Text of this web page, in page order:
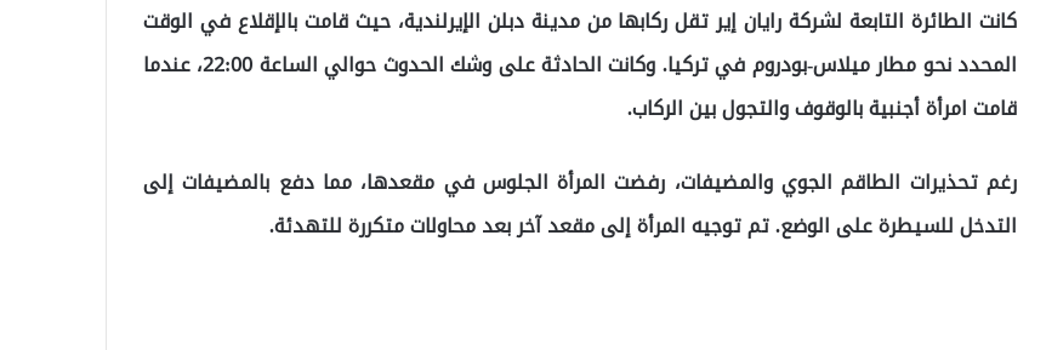
كانت الطائرة التابعة لشركة رايان إير تقل ركابها من مدينة دبلن الإيرلندية، حيث قامت بالإقلاع في الوقت
المحدد نحو مطار ميلاس-بودروم في تركيا. وكانت الحادثة على وشك الحدوث حوالي الساعة 22:00، عندما
قامت امرأة أجنبية بالوقوف والتجول بين الركاب.
رغم تحذيرات الطاقم الجوي والمضيفات، رفضت المرأة الجلوس في مقعدها، مما دفع بالمضيفات إلى
التدخل للسيطرة على الوضع. تم توجيه المرأة إلى مقعد آخر بعد محاولات متكررة للتهدئة.